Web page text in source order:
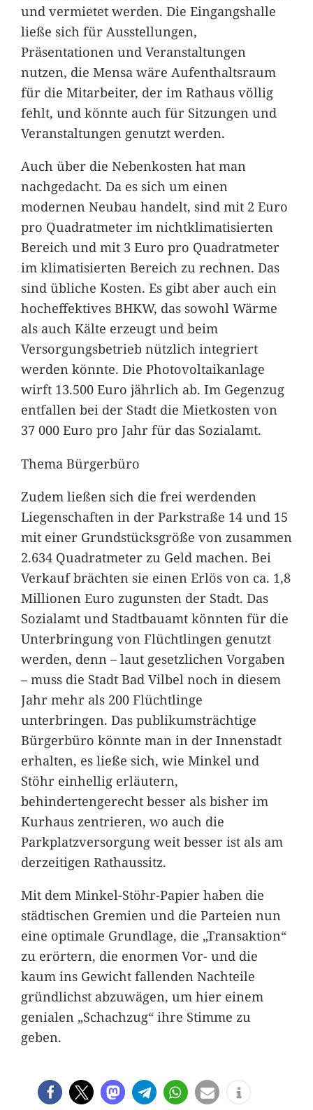
und vermietet werden. Die Eingangshalle
ließe sich für Ausstellungen,
Präsentationen und Veranstaltungen
nutzen, die Mensa wäre Aufenthaltsraum
für die Mitarbeiter, der im Rathaus völlig
fehlt, und könnte auch für Sitzungen und
Veranstaltungen genutzt werden.
Auch über die Nebenkosten hat man
nachgedacht. Da es sich um einen
modernen Neubau handelt, sind mit 2 Euro
pro Quadratmeter im nichtklimatisierten
Bereich und mit 3 Euro pro Quadratmeter
im klimatisierten Bereich zu rechnen. Das
sind übliche Kosten. Es gibt aber auch ein
hocheffektives BHKW, das sowohl Wärme
als auch Kälte erzeugt und beim
Versorgungsbetrieb nützlich integriert
werden könnte. Die Photovoltaikanlage
wirft 13.500 Euro jährlich ab. Im Gegenzug
entfallen bei der Stadt die Mietkosten von
37 000 Euro pro Jahr für das Sozialamt.
Thema Bürgerbüro
Zudem ließen sich die frei werdenden
Liegenschaften in der Parkstraße 14 und 15
mit einer Grundstücksgröße von zusammen
2.634 Quadratmeter zu Geld machen. Bei
Verkauf brächten sie einen Erlös von ca. 1,8
Millionen Euro zugunsten der Stadt. Das
Sozialamt und Stadtbauamt könnten für die
Unterbringung von Flüchtlingen genutzt
werden, denn – laut gesetzlichen Vorgaben
– muss die Stadt Bad Vilbel noch in diesem
Jahr mehr als 200 Flüchtlinge
unterbringen. Das publikumsträchtige
Bürgerbüro könnte man in der Innenstadt
erhalten, es ließe sich, wie Minkel und
Stöhr einhellig erläutern,
behindertengerecht besser als bisher im
Kurhaus zentrieren, wo auch die
Parkplatzversorgung weit besser ist als am
derzeitigen Rathaussitz.
Mit dem Minkel-Stöhr-Papier haben die
städtischen Gremien und die Parteien nun
eine optimale Grundlage, die „Transaktion“
zu erörtern, die enormen Vor- und die
kaum ins Gewicht fallenden Nachteile
gründlichst abzuwägen, um hier einem
genialen „Schachzug“ ihre Stimme zu
geben.